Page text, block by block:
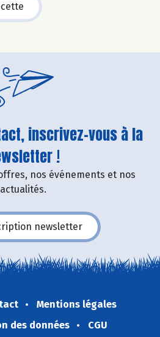
inscrivez-vous à la
!
nos événements et nos
actualités.
newsletter
Mentions légales
des données
CGU